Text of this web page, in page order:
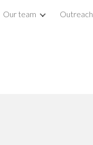
Our team Outreach